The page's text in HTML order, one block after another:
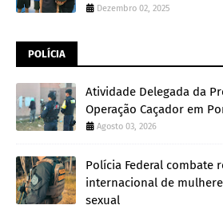
Dezembro 02, 2025
POLÍCIA
Atividade Delegada da
Operação Caçador em
Agosto 03, 2026
Polícia Federal combate
internacional de
sexual